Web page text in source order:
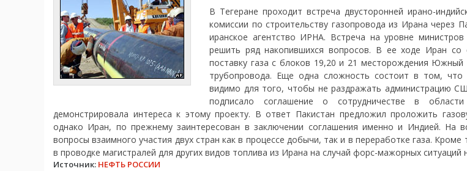
В Тегеране проходит встреча двусторонней ирано-
комиссии по строительству газопровода из Ирана через
иранское агентство ИРНА. Встреча на уровне
решить ряд накопившихся вопросов. В ее ходе Иран со
поставку газа с блоков 19,20 и 21 месторождения Южный
трубопровода. Еще одна сложность состоит в том,
видимо для того, чтобы не раздражать администрацию
подписало соглашение о сотрудничестве в
демонстрировала интереса к этому проекту. В ответ Пакистан предложил проложить
однако Иран, по прежнему заинтересован в заключении соглашения именно и Индией. На
вопросы взаимного участия двух стран как в процессе добычи, так и в переработке газа. Кроме
в проводке магистралей для других видов топлива из Ирана на случай форс-мажорных ситуаций
Источник: НЕФТЬ РОССИИ